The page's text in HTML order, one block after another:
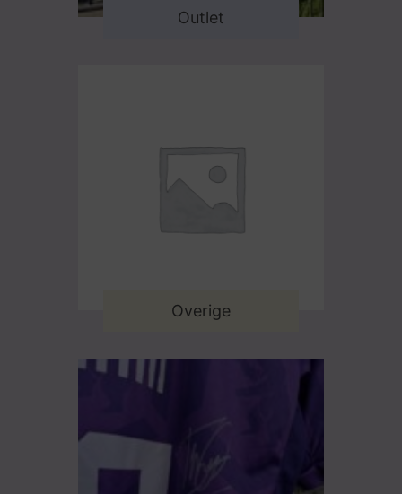
Outlet
Overige